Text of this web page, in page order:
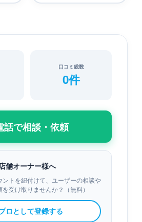
口コミ総数
0件
話で相談・依頼
舗オーナー様へ
ントを紐付けて、ユーザーの相談や
を受け取りませんか？（無料）
ロとして登録する